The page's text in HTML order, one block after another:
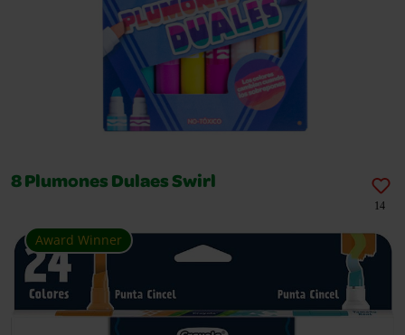
8 Plumones Dulaes Swirl
14
Award Winner